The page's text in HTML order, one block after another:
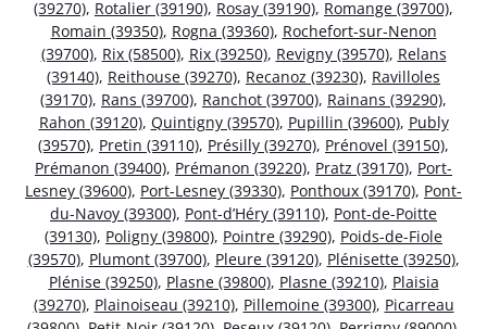
(39270), Rotalier (39190), Rosay (39190), Romange (39700),
Romain (39350), Rogna (39360), Rochefort-sur-Nenon
(39700), Rix (58500), Rix (39250), Revigny (39570), Relans
(39140), Reithouse (39270), Recanoz (39230), Ravilloles
(39170), Rans (39700), Ranchot (39700), Rainans (39290),
Rahon (39120), Quintigny (39570), Pupillin (39600), Publy
(39570), Pretin (39110), Présilly (39270), Prénovel (39150),
Prémanon (39400), Prémanon (39220), Pratz (39170), Port-
Lesney (39600), Port-Lesney (39330), Ponthoux (39170), Pont-
du-Navoy (39300), Pont-d’Héry (39110), Pont-de-Poitte
(39130), Poligny (39800), Pointre (39290), Poids-de-Fiole
(39570), Plumont (39700), Pleure (39120), Plénisette (39250),
Plénise (39250), Plasne (39800), Plasne (39210), Plaisia
(39270), Plainoiseau (39210), Pillemoine (39300), Picarreau